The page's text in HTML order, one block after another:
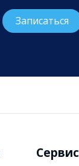
Записаться
Сервис